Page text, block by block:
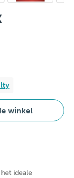
winkel
ideale